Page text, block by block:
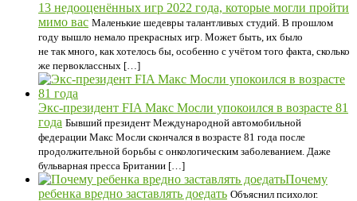
13 недооценённых игр 2022 года, которые могли пройти
мимо вас Маленькие шедевры талантливых студий. В прошлом
году вышло немало прекрасных игр. Может быть, их было
не так много, как хотелось бы, особенно с учётом того факта, сколько
же первоклассных […]
Экс-президент FIA Макс Мосли упокоился в возрасте 81
года Бывший президент Международной автомобильной
федерации Макс Мосли скончался в возрасте 81 года после
продолжительной борьбы с онкологическим заболеванием. Даже
бульварная пресса Британии […]
Почему
ребенка вредно заставлять доедать Объяснил психолог.